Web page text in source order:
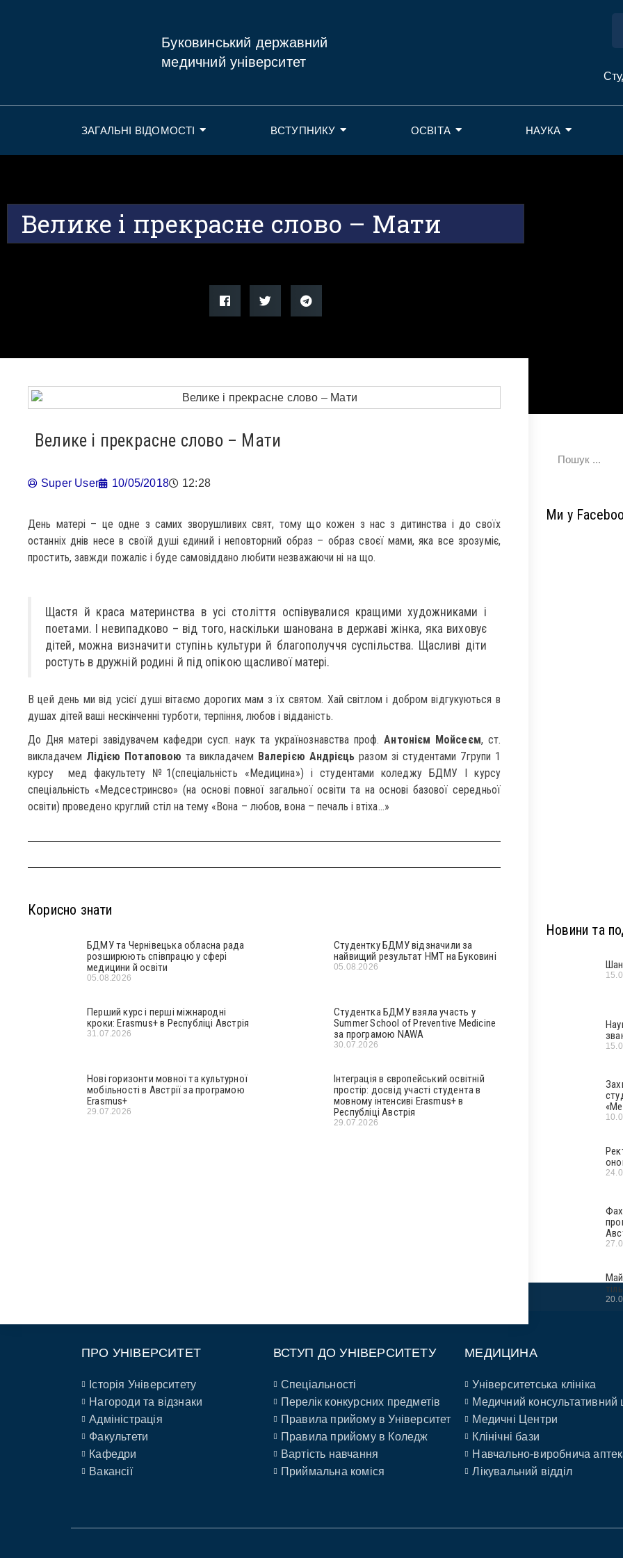
Буковинський державний
медичний університет
ЗАГАЛЬНІ ВІДОМОСТІ ВСТУПНИКУ ОСВІТА НАУКА
Велике і прекрасне слово – Мати
Велике і прекрасне слово – Мати
Super User 10/05/2018 12:28
День матері – це одне з самих зворушливих свят, тому що кожен з нас з дитинства і до своїх
останніх днів несе в своїй душі єдиний і неповторний образ – образ своєї мами, яка все зрозуміє,
простить, завжди пожаліє і буде самовіддано любити незважаючи ні на що.
Щастя й краса материнства в усі століття оспівувалися кращими художниками і
поетами. І невипадково – від того, наскільки шанована в державі жінка, яка виховує
дітей, можна визначити ступінь культури й благополуччя суспільства. Щасливі діти
ростуть в дружній родині й під опікою щасливої матері.
В цей день ми від усієї душі вітаємо дорогих мам з їх святом. Хай світлом і добром відгукуються в
душах дітей ваші нескінченні турботи, терпіння, любов і відданість.
До Дня матері завідувачем кафедри сусп. наук та українознавства проф.Антонієм Мойсеєм, ст.
викладачем Лідією Потаповою та викладачем Валерією Андрієць разом зі студентами 7групи 1
курсу мед факультету №1(спеціальність «Медицина») і студентами коледжу БДМУ І курсу
спеціальність «Медсестринсво» (на основі повної загальної освіти та на основі базової середньої
освіти) проведено круглий стіл на тему «Вона – любов, вона – печаль і втіха…»
Корисно знати
БДМУ та Чернівецька обласна рада
розширюють співпрацю у сфері
медицини й освіти
05.08.2026
Студентку БДМУ відзначили за
найвищий результат НМТ на Буковині
05.08.2026
Перший курс і перші міжнародні
кроки: Erasmus+ в Республіці Австрія
31.07.2026
Студентка БДМУ взяла участь у
Summer School of Preventive Medicine
за програмою NAWA
30.07.2026
Нові горизонти мовної та культурної
мобільності в Австрії за програмою
Erasmus+
29.07.2026
Інтеграція в європейський освітній
простір: досвід участі студента в
мовному інтенсиві Erasmus+ в
Республіці Австрія
29.07.2026
Ми у
Новини та
ПРО УНІВЕРСИТЕТ
Історія Університету
Нагороди та відзнаки
Адміністрація
Факультети
Кафедри
Вакансії
ВСТУП ДО УНІВЕРСИТЕТУ
Спеціальності
Перелік конкурсних предметів
Правила прийому в Університет
Правила прийому в Коледж
Вартість навчання
Приймальна коміся
МЕДИЦИНА
Університетська клініка
Медичний консультативний
Медичні Центри
Клінічні бази
Навчально-виробнича
Лікувальний відділ